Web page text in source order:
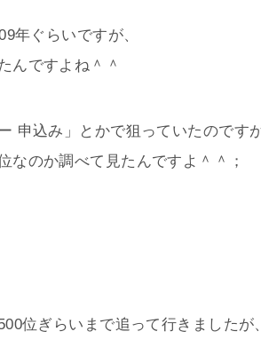
年ぐらいですが、
んですよね＾＾
申込み」とかで狙っていたのですが
なのか調べて見たんですよ＾＾；
位ぎらいまで追って行きましたが、